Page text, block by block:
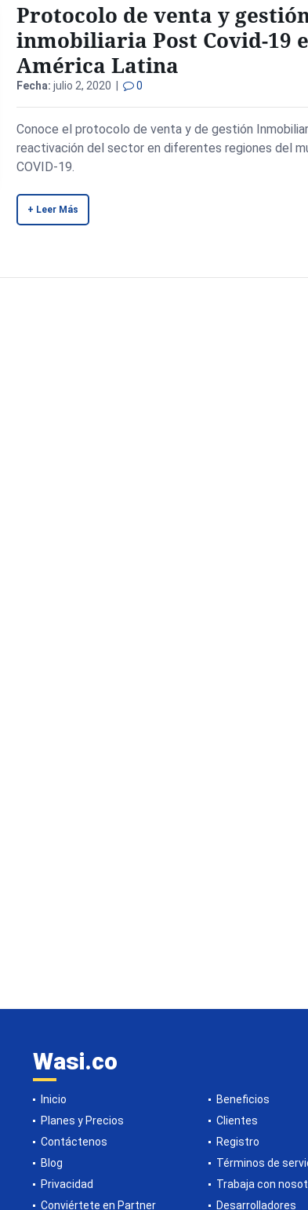
Protocolo de venta y
inmobiliaria Post Covid-19
América Latina
Fecha: julio 2, 2020 | 0
Conoce el protocolo de venta y de gestión
reactivación del sector en diferentes regiones del
COVID-19.
+ Leer Más
Wasi.co
Inicio
Beneficios
Planes y Precios
Clientes
Contáctenos
Registro
Blog
Términos de
Privacidad
Trabaja con
Conviértete en Partner
Desarrolladores